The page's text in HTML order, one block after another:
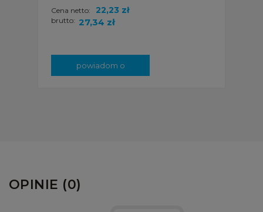
brutto: 27,34 zł
Cena netto: 22,23 zł
powiadom o
OPINIE (0)